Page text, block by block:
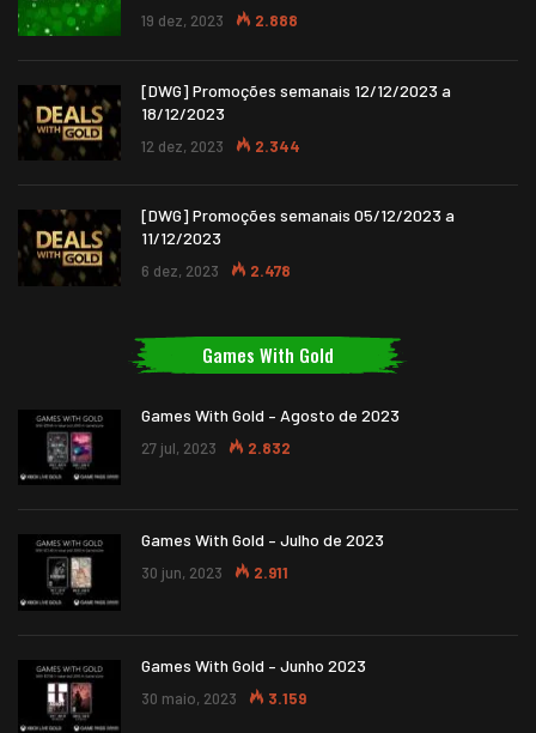
19 dez, 2023 2.888
[DWG] Promoções semanais 12/12/2023 a
18/12/2023
12 dez, 2023 2.344
[DWG] Promoções semanais 05/12/2023 a
11/12/2023
6 dez, 2023 2.478
Games With Gold
Games With Gold – Agosto de 2023
27 jul, 2023 2.832
Games With Gold – Julho de 2023
30 jun, 2023 2.911
Games With Gold – Junho 2023
30 maio, 2023 3.159